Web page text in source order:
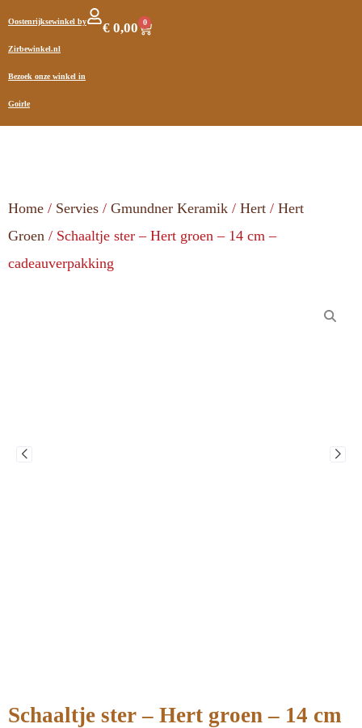
Oostenrijksewinkel by
Zirbewinkel.nl
Bezoek onze winkel in
Goirle
€ 0,00 0
Home / Servies / Gmundner Keramik / Hert / Hert
Groen / Schaaltje ster – Hert groen – 14 cm –
cadeauverpakking
Schaaltje ster – Hert groen – 14 cm